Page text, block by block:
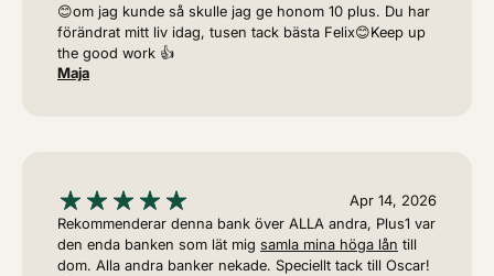
😊om jag kunde så skulle jag ge honom 10 plus. Du har
förändrat mitt liv idag, tusen tack bästa Felix😊Keep up
the good work 👍
Maja
Apr 14, 2026
Rekommenderar denna bank över ALLA andra, Plus1 var
den enda banken som lät mig samla mina höga lån till
dom. Alla andra banker nekade. Speciellt tack till Oscar!